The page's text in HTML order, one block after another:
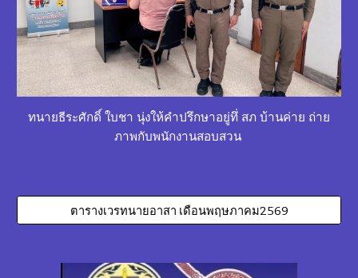
ทนายธีระศักดิ์ ใบชา นุ่งให้คำปรึกษาอยู่ทึ่ สภ บ้านค่าย ถ่าย
ภาพกับพนักงานสอบสวน
ตารางเวรทนายอาสา เดือนพฤษภาคม2569